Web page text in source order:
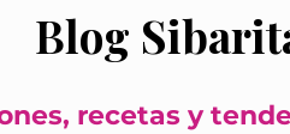
Blog
recetas y